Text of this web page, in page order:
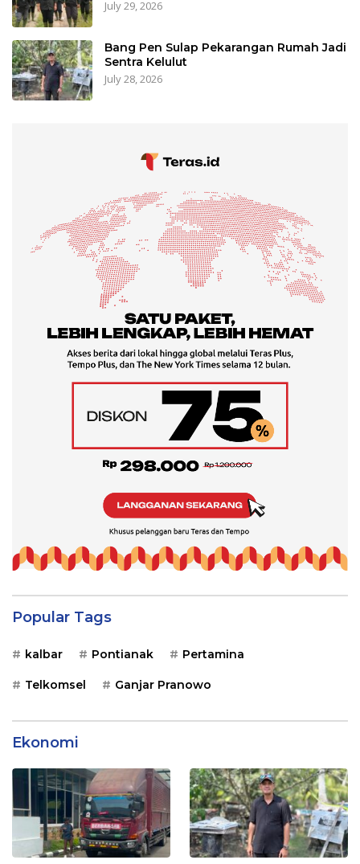
July 29, 2026
Bang Pen Sulap Pekarangan Rumah Jadi
Sentra Kelulut
July 28, 2026
Popular Tags
kalbar Pontianak Pertamina
Telkomsel Ganjar Pranowo
Ekonomi